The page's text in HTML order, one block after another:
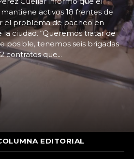
activos 18 frentes de
el problema de bacheo en
la ciudad. “Queremos tratar de
posible, tenemos seis brigadas
contratos que...
EDITORIAL